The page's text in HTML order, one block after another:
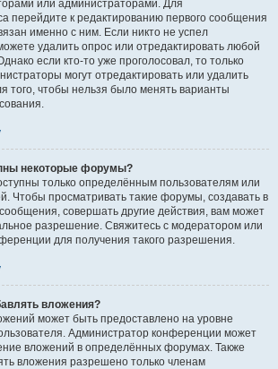
или администраторами. Для
перейдите к редактированию первого сообщения
именно с ним. Если никто не успел
удалить опрос или отредактировать любой
если кто-то уже проголосовал, то только
могут отредактировать или удалить
того, чтобы нельзя было менять варианты
некоторые форумы?
только определённым пользователям или
Чтобы просматривать такие форумы, создавать в
совершать другие действия, вам может
разрешение. Свяжитесь с модератором или
для получения такого разрешения.
вложения?
может быть предоставлено на уровне
Администратор конференции может
вложений в определённых форумах. Также
вложения разрешено только членам